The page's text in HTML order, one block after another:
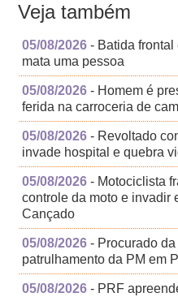
Veja também
05/08/2026 - Batida frontal
mata uma pessoa
05/08/2026 - Homem é
ferida na carroceria de
05/08/2026 - Revoltado
invade hospital e quebra
05/08/2026 - Motociclista
controle da moto e invadir
Cançado
05/08/2026 - Procurado
patrulhamento da PM em
05/08/2026 - PRF